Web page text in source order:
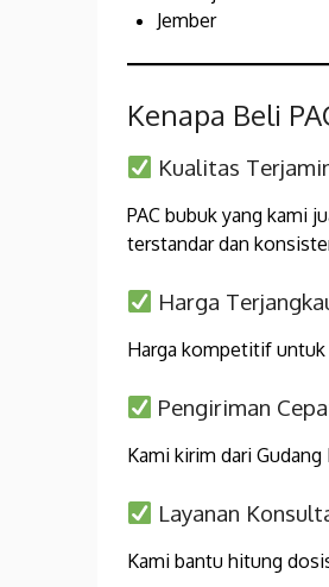
Jember
Kenapa Beli
Kualitas
PAC bubuk yang kami
terstandar dan
Harga
Harga kompetitif untuk
Pengiriman
Kami kirim dari
Layanan
Kami bantu hitung